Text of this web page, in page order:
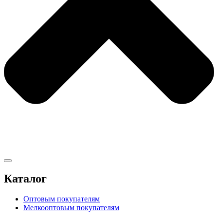
Каталог
Оптовым покупателям
Мелкооптовым покупателям